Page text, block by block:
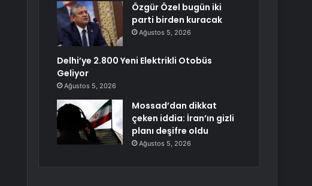
Özgür Özel bugün iki
parti birden kuracak
Ağustos 5, 2026
Delhi’ye 2.800 Yeni Elektrikli Otobüs
Geliyor
Ağustos 5, 2026
Mossad’dan dikkat
çeken iddia: İran’ın gizli
planı deşifre oldu
Ağustos 5, 2026